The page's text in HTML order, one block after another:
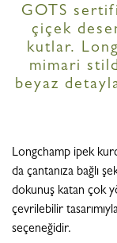
GOTS
çiçek
kutlar.
mimari
beyaz
Longchamp ipek
da çantanıza bağlı
dokunuş katan çok
çevrilebilir
seçeneğidir.